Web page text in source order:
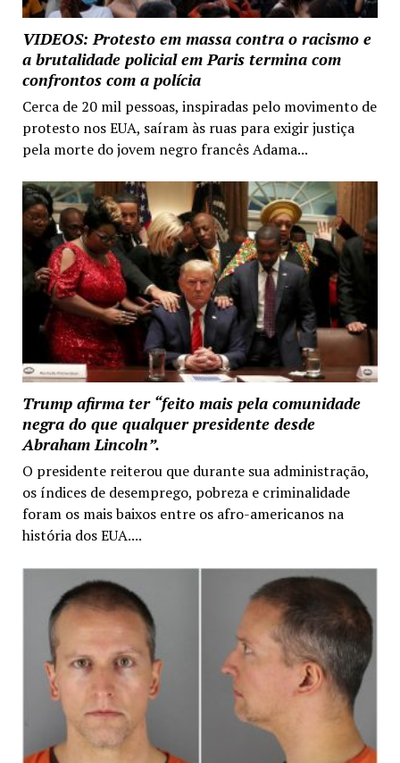
VIDEOS: Protesto em massa contra o racismo e
a brutalidade policial em Paris termina com
confrontos com a polícia
Cerca de 20 mil pessoas, inspiradas pelo movimento de
protesto nos EUA, saíram às ruas para exigir justiça
pela morte do jovem negro francês Adama...
Trump afirma ter “feito mais pela comunidade
negra do que qualquer presidente desde
Abraham Lincoln”.
O presidente reiterou que durante sua administração,
os índices de desemprego, pobreza e criminalidade
foram os mais baixos entre os afro-americanos na
história dos EUA....